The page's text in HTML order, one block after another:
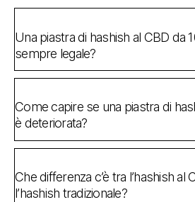
Una piastra di hashish al CBD da
sempre legale?
Come capire se una piastra di
è deteriorata?
Che differenza c’è tra l’hashish al
l’hashish tradizionale?